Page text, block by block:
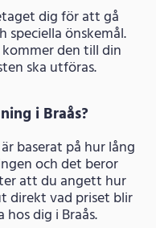
dig för att gå
önskemål.
den till din
ska utföras.
i Braås?
baserat på hur lång
och det beror
att du angett hur
direkt vad priset blir
dig i Braås.